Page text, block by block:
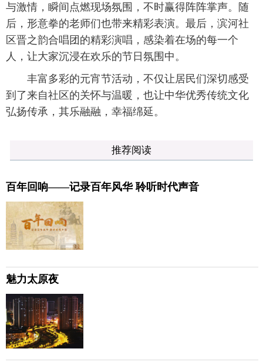
与激情，瞬间点燃现场氛围，不时赢得阵阵掌声。随
后，形意拳的老师们也带来精彩表演。最后，滨河社
区晋之韵合唱团的精彩演唱，感染着在场的每一个
人，让大家沉浸在欢乐的节日氛围中。
丰富多彩的元宵节活动，不仅让居民们深切感受
到了来自社区的关怀与温暖，也让中华优秀传统文化
弘扬传承，其乐融融，幸福绵延。
推荐阅读
百年回响——记录百年风华 聆听时代声音
魅力太原夜